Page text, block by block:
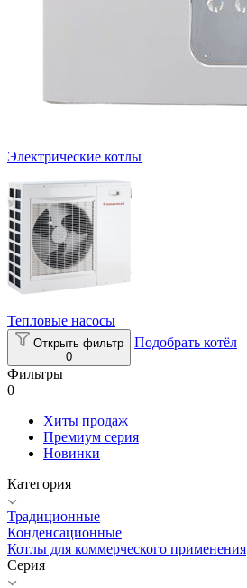
Электрические котлы
Тепловые насосы
Открыть фильтр
0
Подобрать котёл
Фильтры
0
Хиты продаж
Премиум серия
Новинки
Категория
Традиционные
Конденсационные
Котлы для коммерческого применения
Серия